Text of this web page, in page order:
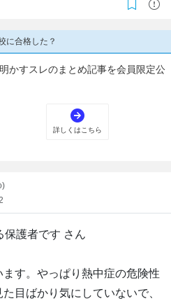
保護者です さん
す。やっぱり熱中症の危険性
目ばかり気にしていないで、